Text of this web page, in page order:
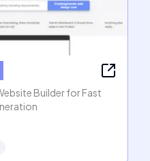
Builder for Fast